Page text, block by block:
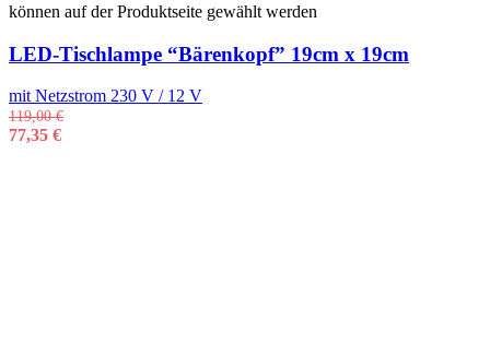
können auf der Produktseite gewählt werden
LED-Tischlampe “Bärenkopf” 19cm x 19cm
mit Netzstrom 230 V / 12 V
119,00€
77,35 €